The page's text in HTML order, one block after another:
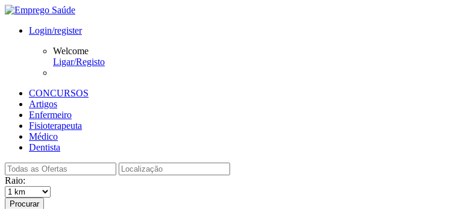
Login/register
Welcome
Ligar/Registo
CONCURSOS
Artigos
Enfermeiro
Fisioterapeuta
Médico
Dentista
Raio:
Procurar